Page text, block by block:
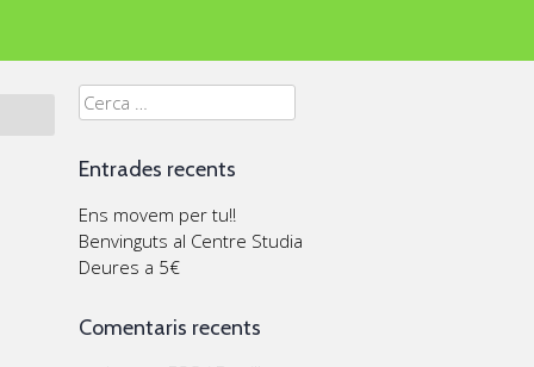
Cerca:
Entrades recents
Ens movem per tu!!
Benvinguts al Centre Studia
Deures a 5€
Comentaris recents